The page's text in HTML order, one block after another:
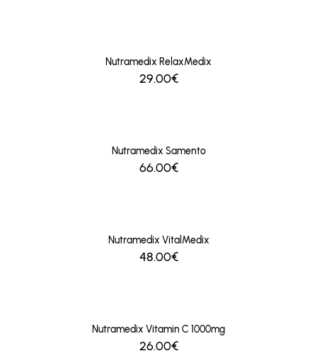
Nutramedix RelaxMedix
29.00€
Nutramedix Samento
66.00€
Nutramedix VitalMedix
48.00€
Nutramedix Vitamin C 1000mg
26.00€